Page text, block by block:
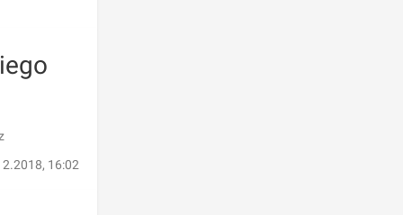
16:02